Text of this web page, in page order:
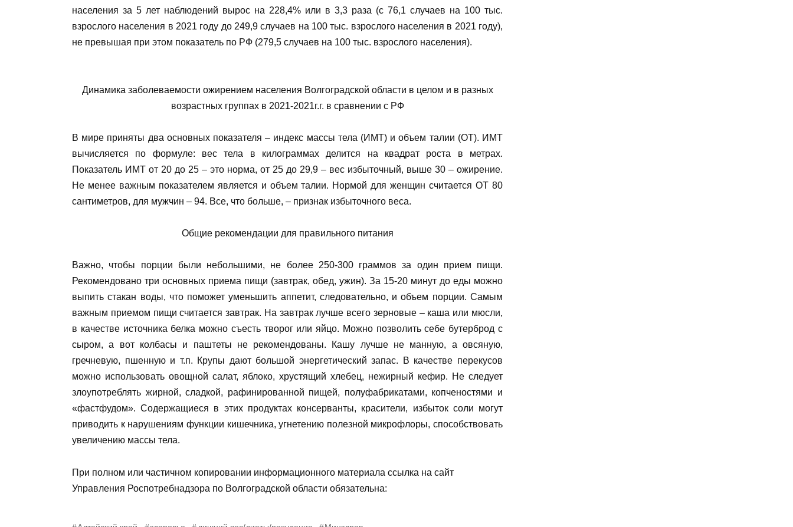
населения за 5 лет наблюдений вырос на 228,4% или в 3,3 раза (с 76,1 случаев на 100 тыс.
взрослого населения в 2021 году до 249,9 случаев на 100 тыс. взрослого населения в 2021 году),
не превышая при этом показатель по РФ (279,5 случаев на 100 тыс. взрослого населения).
Динамика заболеваемости ожирением населения Волгоградской области в целом и в разных
возрастных группах в 2021-2021г.г. в сравнении с РФ
В мире приняты два основных показателя – индекс массы тела (ИМТ) и объем талии (ОТ). ИМТ
вычисляется по формуле: вес тела в килограммах делится на квадрат роста в метрах.
Показатель ИМТ от 20 до 25 – это норма, от 25 до 29,9 – вес избыточный, выше 30 – ожирение.
Не менее важным показателем является и объем талии. Нормой для женщин считается ОТ 80
сантиметров, для мужчин – 94. Все, что больше, – признак избыточного веса.
Общие рекомендации для правильного питания
Важно, чтобы порции были небольшими, не более 250-300 граммов за один прием пищи.
Рекомендовано три основных приема пищи (завтрак, обед, ужин). За 15-20 минут до еды можно
выпить стакан воды, что поможет уменьшить аппетит, следовательно, и объем порции. Самым
важным приемом пищи считается завтрак. На завтрак лучше всего зерновые – каша или мюсли,
в качестве источника белка можно съесть творог или яйцо. Можно позволить себе бутерброд с
сыром, а вот колбасы и паштеты не рекомендованы. Кашу лучше не манную, а овсяную,
гречневую, пшенную и т.п. Крупы дают большой энергетический запас. В качестве перекусов
можно использовать овощной салат, яблоко, хрустящий хлебец, нежирный кефир. Не следует
злоупотреблять жирной, сладкой, рафинированной пищей, полуфабрикатами, копченостями и
«фастфудом». Содержащиеся в этих продуктах консерванты, красители, избыток соли могут
приводить к нарушениям функции кишечника, угнетению полезной микрофлоры, способствовать
увеличению массы тела.
При полном или частичном копировании информационного материала ссылка на сайт
Управления Роспотребнадзора по Волгоградской области обязательна: